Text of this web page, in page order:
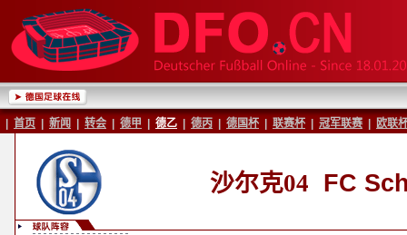
首页 新闻 转会 德甲 德乙 德丙 德国杯 联赛杯 冠军联赛 欧联
沙尔克04 FC